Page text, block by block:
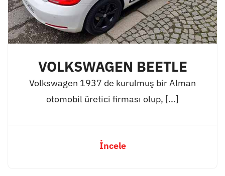
VOLKSWAGEN BEETLE
Volkswagen 1937 de kurulmuş bir Alman
otomobil üretici firması olup, [...]
İncele